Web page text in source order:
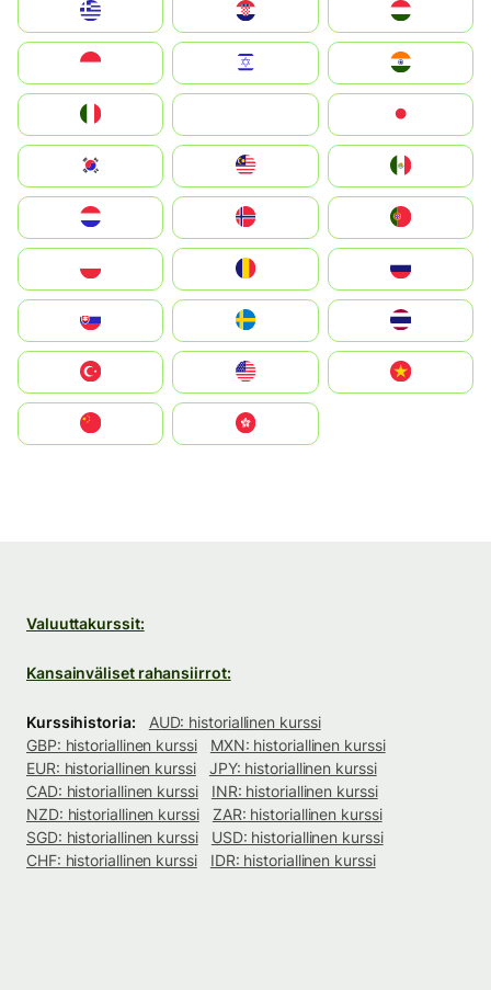
Magyarország
South Korea
United States
中國香港特別行政區
Valuuttakurssit:
Kansainväliset rahansiirrot:
Kurssihistoria:
AUD: historiallinen kurssi
GBP: historiallinen kurssi
MXN: historiallinen kurssi
EUR: historiallinen kurssi
JPY: historiallinen kurssi
CAD: historiallinen kurssi
INR: historiallinen kurssi
NZD: historiallinen kurssi
ZAR: historiallinen kurssi
SGD: historiallinen kurssi
USD: historiallinen kurssi
CHF: historiallinen kurssi
IDR: historiallinen kurssi